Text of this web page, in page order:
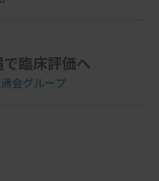
臨床評価へ
会グループ